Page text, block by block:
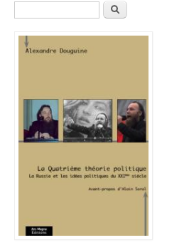
Formulaire de recherche